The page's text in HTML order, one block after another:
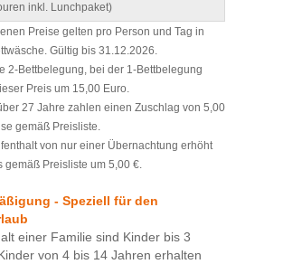
inkl. Lunchpaket)
Preise gelten pro Person und Tag in
Gültig bis 31.12.2026.
2-Bettbelegung, bei der 1-Bettbelegung
Preis um 15,00 Euro.
27 Jahre zahlen einen Zuschlag von 5,00
gemäß Preisliste.
von nur einer Übernachtung erhöht
gemäß Preisliste um 5,00 €.
- Speziell für den
einer Familie sind Kinder bis 3
von 4 bis 14 Jahren erhalten